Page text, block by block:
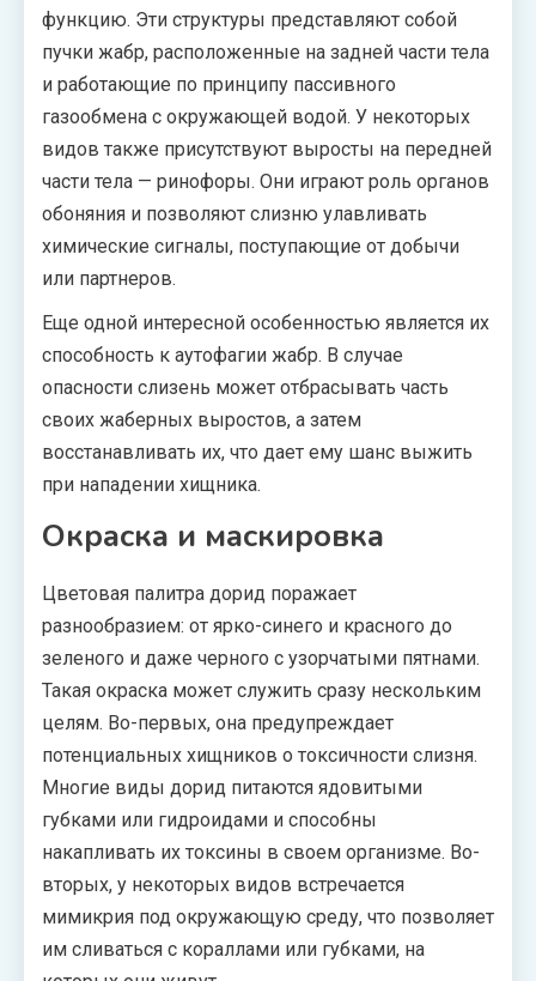
функцию. Эти структуры представляют собой
пучки жабр, расположенные на задней части тела
и работающие по принципу пассивного
газообмена с окружающей водой. У некоторых
видов также присутствуют выросты на передней
части тела — ринофоры. Они играют роль органов
обоняния и позволяют слизню улавливать
химические сигналы, поступающие от добычи
или партнеров.
Еще одной интересной особенностью является их
способность к аутофагии жабр. В случае
опасности слизень может отбрасывать часть
своих жаберных выростов, а затем
восстанавливать их, что дает ему шанс выжить
при нападении хищника.
Окраска и маскировка
Цветовая палитра дорид поражает
разнообразием: от ярко-синего и красного до
зеленого и даже черного с узорчатыми пятнами.
Такая окраска может служить сразу нескольким
целям. Во-первых, она предупреждает
потенциальных хищников о токсичности слизня.
Многие виды дорид питаются ядовитыми
губками или гидроидами и способны
накапливать их токсины в своем организме. Во-
вторых, у некоторых видов встречается
мимикрия под окружающую среду, что позволяет
им сливаться с кораллами или губками, на